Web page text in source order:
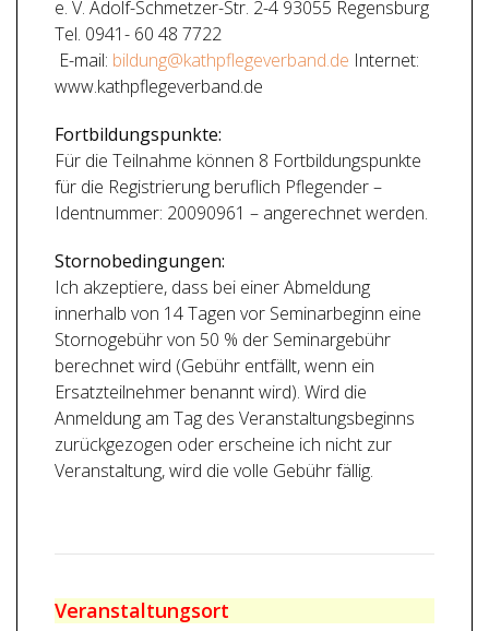
e. V. Adolf-Schmetzer-Str. 2-4 93055 Regensburg
Tel. 0941- 60 48 7722
E-mail: bildung@kathpflegeverband.de Internet:
www.kathpflegeverband.de
Fortbildungspunkte:
Für die Teilnahme können 8 Fortbildungspunkte
für die Registrierung beruflich Pflegender –
Identnummer: 20090961 – angerechnet werden.
Stornobedingungen:
Ich akzeptiere, dass bei einer Abmeldung
innerhalb von 14 Tagen vor Seminarbeginn eine
Stornogebühr von 50 % der Seminargebühr
berechnet wird (Gebühr entfällt, wenn ein
Ersatzteilnehmer benannt wird). Wird die
Anmeldung am Tag des Veranstaltungsbeginns
zurückgezogen oder erscheine ich nicht zur
Veranstaltung, wird die volle Gebühr fällig.
Veranstaltungsort